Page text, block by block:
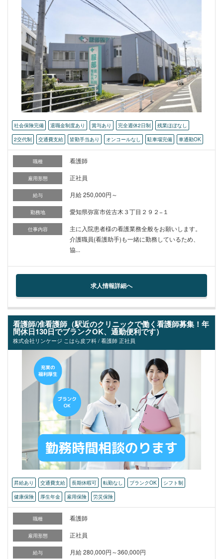
社会保険完備 退職金制度あり 賞与あり 完全週休2日制
残業ほぼなし
2交代制
交通費支給 皆勤手当あり オンコールなし 駐車場完備 車通勤OK
職種 看護師
雇用形態 正社員
給与 月給 250,000円～
勤務地 愛知県弥富市佐古木３丁目２９２−１
仕事内容
主に入院患者様の看護業務全般をお願いします。
介護職員(看護助手)も一緒に勤務しているため、
協...
求人情報詳細へ
看護師/准看護師（駅近のクリニックで働く看護師募集！年
間休日130日でブランクOK、通勤便利です）
株式会社リンケージ こはら皮フ科 / 看護師 正社員
昇給あり 交通費支給 長期休暇可 転勤なし ブランクOK
シフト制
健康保険
厚生年金 雇用保険 労災保険
職種 看護師
雇用形態 正社員
給与 月給 280,000円～360,000円